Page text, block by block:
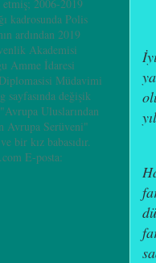
2006-2019
kadrosunda Polis
ardından 2019
Akademisi
Amme İdaresi
Müdavimi
sayfasında değişik
Uluslarından
Avrupa Serüveni"
bir kız babasıdır.
E-posta: